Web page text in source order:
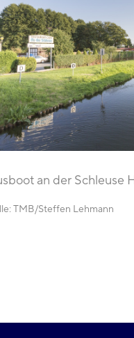
an der Schleuse
TMB Steffen Lehmann